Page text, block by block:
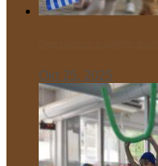
Οκτ 25, 2025